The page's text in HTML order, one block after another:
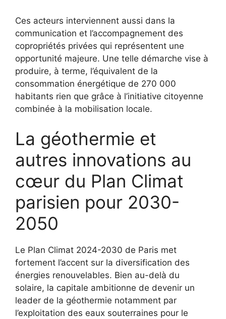
Ces acteurs interviennent aussi dans la
communication et l’accompagnement des
copropriétés privées qui représentent une
opportunité majeure. Une telle démarche vise à
produire, à terme, l’équivalent de la
consommation énergétique de 270 000
habitants rien que grâce à l’initiative citoyenne
combinée à la mobilisation locale.
La géothermie et
autres innovations au
cœur du Plan Climat
parisien pour 2030-
2050
Le Plan Climat 2024-2030 de Paris met
fortement l’accent sur la diversification des
énergies renouvelables. Bien au-delà du
solaire, la capitale ambitionne de devenir un
leader de la géothermie notamment par
l’exploitation des eaux souterraines pour le